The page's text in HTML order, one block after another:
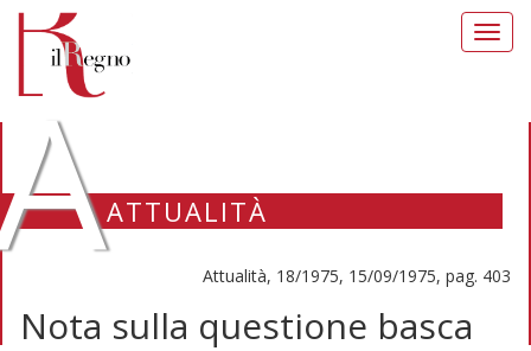
ATTUALITÀ
Attualità, 18/1975, 15/09/1975, pag. 403
Nota sulla questione basca